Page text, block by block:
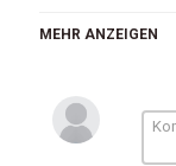
Absolut sehenswert!
Bewusstsein
MEHR ANZEIGEN